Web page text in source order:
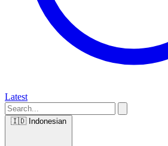
Latest
🇮🇩 Indonesian